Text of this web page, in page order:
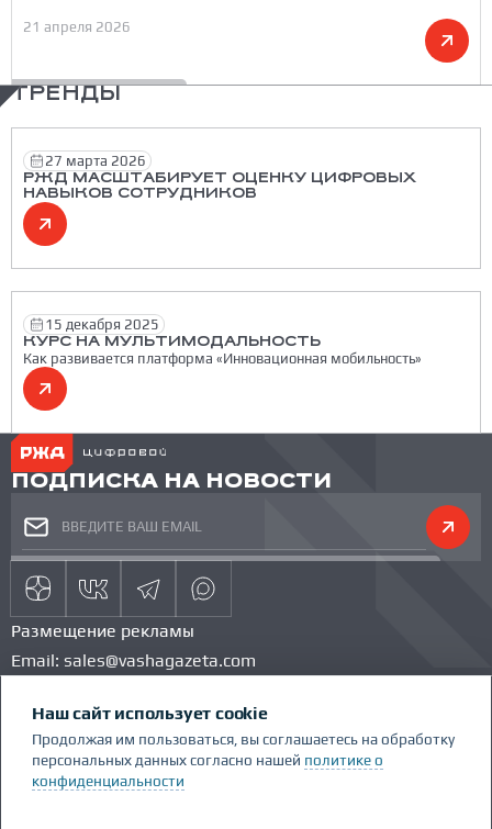
21 апреля 2026
ТРЕНДЫ
27 марта 2026
РЖД МАСШТАБИРУЕТ ОЦЕНКУ ЦИФРОВЫХ
НАВЫКОВ СОТРУДНИКОВ
15 декабря 2025
КУРС НА МУЛЬТИМОДАЛЬНОСТЬ
Как развивается платформа «Инновационная мобильность»
ПОДПИСКА НА НОВОСТИ
Размещение рекламы
Email: sales@vashagazeta.com
КОМАНДА ПРОЕКТА
КОНКУРС
ГЛОССАРИЙ
Сделано Люди.People
Наш сайт использует cookie
Продолжая им пользоваться, вы соглашаетесь на обработку
персональных данных согласно нашей политике о
конфиденциальности